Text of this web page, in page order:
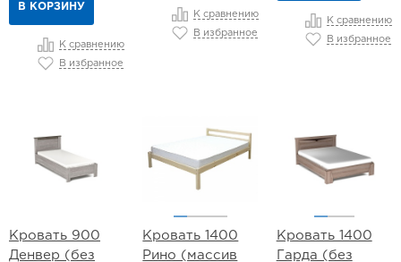
В КОРЗИНУ
К сравнению
В избранное
К сравнению
В избранное
К сравнению
В избранное
Кровать 900
Денвер (без
Кровать 1400
Рино (массив
Кровать 1400
Гарда (без